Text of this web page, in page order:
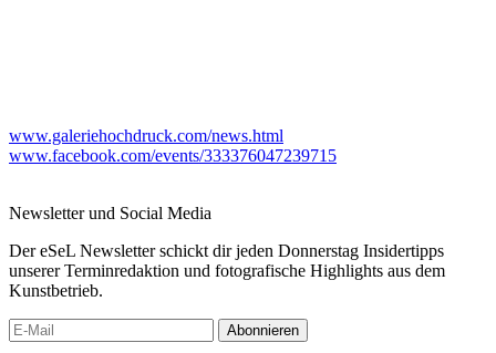
www.galeriehochdruck.com/news.html
www.facebook.com/events/333376047239715
Newsletter und Social Media
Der eSeL Newsletter schickt dir jeden Donnerstag Insidertipps
unserer Terminredaktion und fotografische Highlights aus dem
Kunstbetrieb.
Abonnieren